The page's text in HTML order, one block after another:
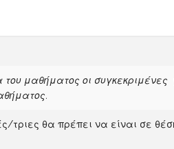
μαθήματος οι συγκεκριμένες
τριες θα πρέπει να είναι σε